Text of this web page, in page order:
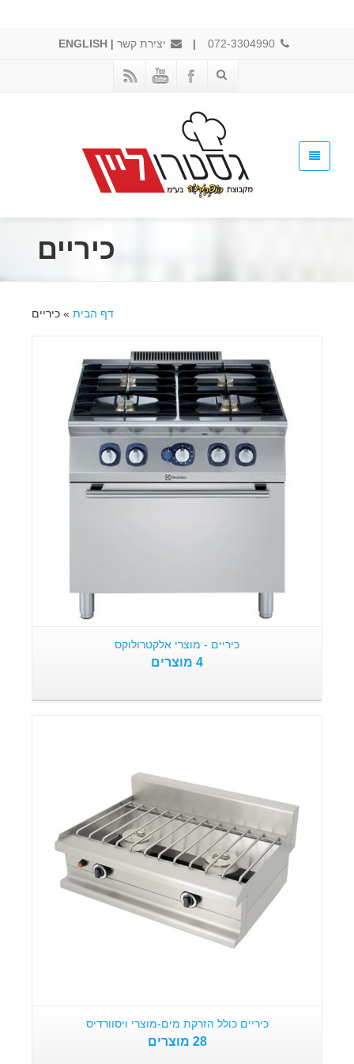
072-3304990
| יצירת קשר |
ENGLISH
כיריים
דף הבית » כיריים
מוצרים
כיריים - מוצרי אלקטרולוקס
4 מוצרים
מוצרים
כיריים כולל הזרקת מים-מוצרי ויסוורדיס
28 מוצרים